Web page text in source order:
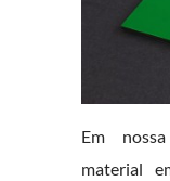
Em
material